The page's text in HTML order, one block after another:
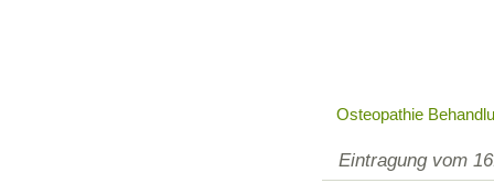
Osteopathie
Eintragung vom